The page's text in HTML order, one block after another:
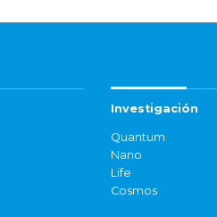
Investigación
Quantum
Nano
Life
Cosmos